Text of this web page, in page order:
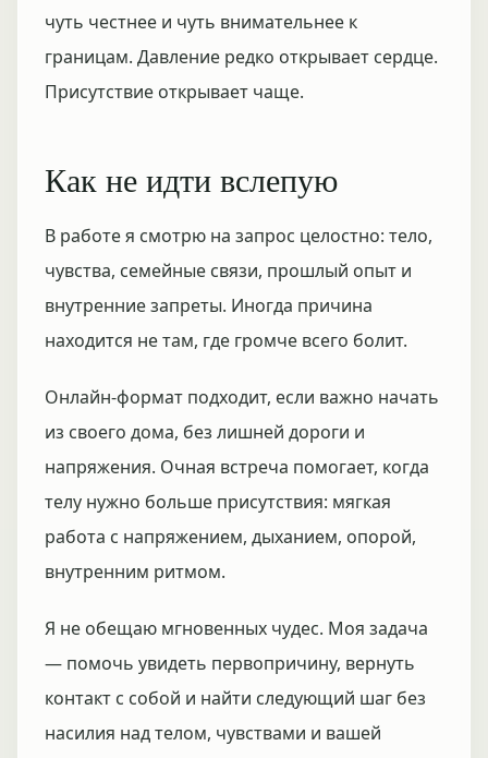
чуть честнее и чуть внимательнее к
границам. Давление редко открывает сердце.
Присутствие открывает чаще.
Как не идти вслепую
В работе я смотрю на запрос целостно: тело,
чувства, семейные связи, прошлый опыт и
внутренние запреты. Иногда причина
находится не там, где громче всего болит.
Онлайн-формат подходит, если важно начать
из своего дома, без лишней дороги и
напряжения. Очная встреча помогает, когда
телу нужно больше присутствия: мягкая
работа с напряжением, дыханием, опорой,
внутренним ритмом.
Я не обещаю мгновенных чудес. Моя задача
— помочь увидеть первопричину, вернуть
контакт с собой и найти следующий шаг без
насилия над телом, чувствами и вашей